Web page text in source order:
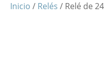
Inicio / Relés / Relé de